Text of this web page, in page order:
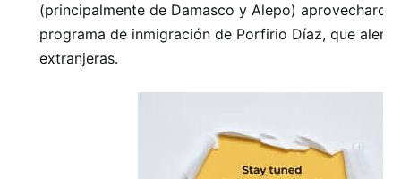
(principalmente de Damasco y Alepo) aprovecharon
programa de inmigración de Porfirio Díaz, que
extranjeras.